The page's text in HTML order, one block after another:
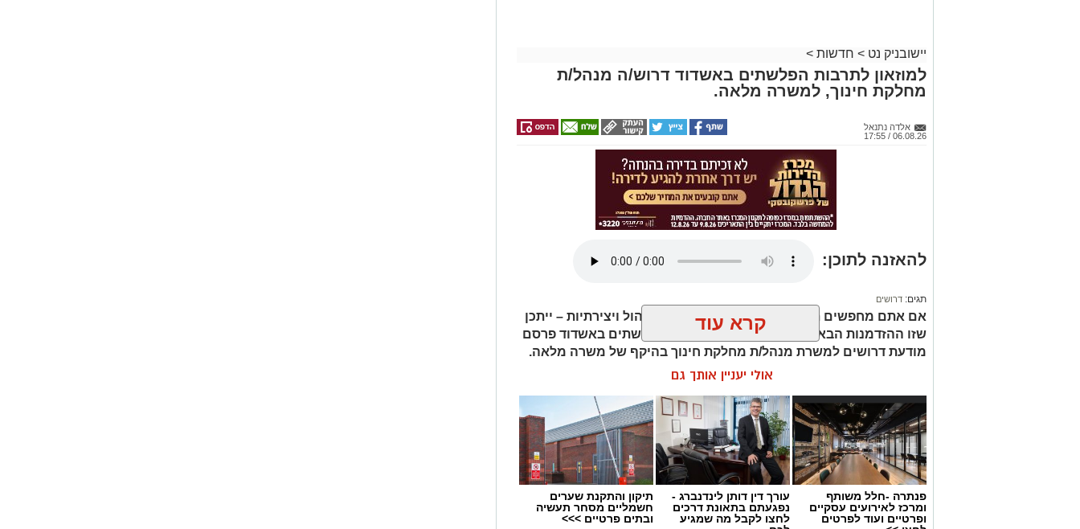
יישובניק נט > חדשות >
למוזאון לתרבות הפלשתים באשדוד דרוש/ה מנהל/ת
מחלקת חינוך, למשרה מלאה.
אלדה נתנאל
06.08.26 / 17:55
להאזנה לתוכן:
תגים: דרושים
אם אתם מחפשים תפקיד שמשלב חינוך, תרבות, ניהול ויצירתיות – ייתכן
שזו ההזדמנות הבאה שלכם. המוזיאון לתרבות הפלשתים באשדוד פרסם
מודעת דרושים למשרת מנהל/ת מחלקת חינוך בהיקף של משרה מלאה.
קרא עוד
אולי יעניין אותך גם
פנתרה -חלל משותף
ומרכז לאירועים עסקיים
ופרטיים ועוד לפרטים
עורך דין דותן לינדנברג -
נפגעתם בתאונת דרכים
לחצו לקבל מה שמגיע
תיקון והתקנת שערים
חשמליים מסחר תעשיה
ובתים פרטיים >>>